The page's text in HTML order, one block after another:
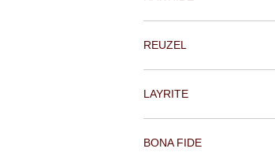
REUZEL
LAYRITE
BONA FIDE